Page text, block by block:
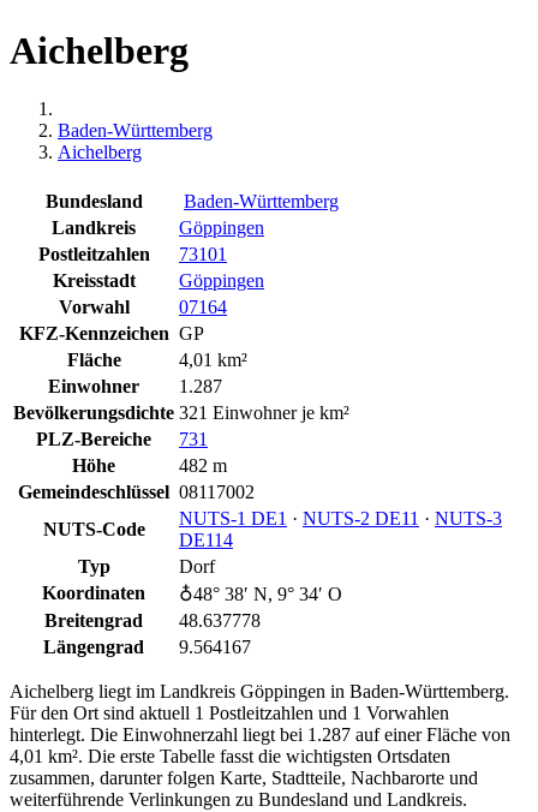
Aichelberg
Baden-Württemberg
Aichelberg
Bundesland
Baden-Württemberg
Landkreis
Göppingen
Postleitzahlen
73101
Kreisstadt
Göppingen
Vorwahl
07164
KFZ-Kennzeichen GP
Fläche
4,01 km²
Einwohner
1.287
Bevölkerungsdichte 321 Einwohner je km²
PLZ-Bereiche
731
Höhe
482 m
Gemeindeschlüssel 08117002
NUTS-Code
NUTS‑1 DE1 · NUTS‑2 DE11 · NUTS‑3
DE114
Typ
Dorf
Koordinaten
♁48° 38′ N, 9° 34′ O
Breitengrad
48.637778
Längengrad
9.564167
Aichelberg liegt im Landkreis Göppingen in Baden-Württemberg.
Für den Ort sind aktuell 1 Postleitzahlen und 1 Vorwahlen
hinterlegt. Die Einwohnerzahl liegt bei 1.287 auf einer Fläche von
4,01 km². Die erste Tabelle fasst die wichtigsten Ortsdaten
zusammen, darunter folgen Karte, Stadtteile, Nachbarorte und
weiterführende Verlinkungen zu Bundesland und Landkreis.